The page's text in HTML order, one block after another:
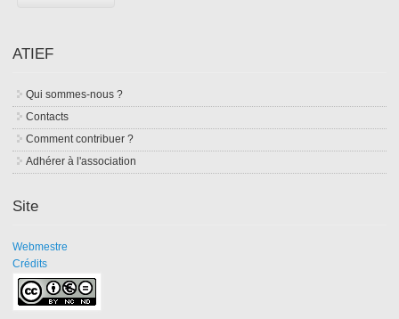
ATIEF
Qui sommes-nous ?
Contacts
Comment contribuer ?
Adhérer à l'association
Site
Webmestre
Crédits